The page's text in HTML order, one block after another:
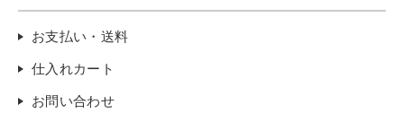
お支払い・送料
仕入れカート
お問い合わせ